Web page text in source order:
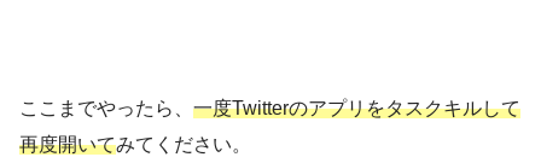
ここまでやったら、 一度Twitterのアプリをタスクキルして
再度開いてみてください。